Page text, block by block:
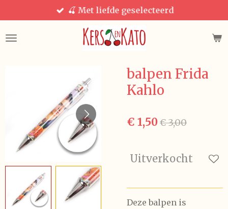
direct
naar
🍒 Met liefde geselecteerd
balpen Frida
Kahlo
€ 1,50€ 3,00
Uitverkocht
Deze balpen is